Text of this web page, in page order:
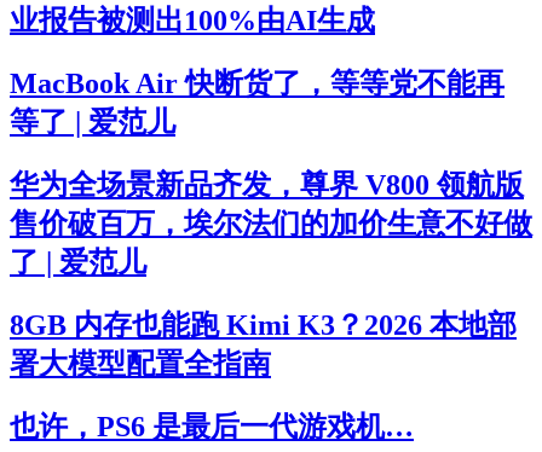
业报告被测出100%由AI生成
MacBook Air 快断货了，等等党不能再
等了 | 爱范儿
华为全场景新品齐发，尊界 V800 领航版
售价破百万，埃尔法们的加价生意不好做
了 | 爱范儿
8GB 内存也能跑 Kimi K3？2026 本地部
署大模型配置全指南
也许，PS6 是最后一代游戏机…